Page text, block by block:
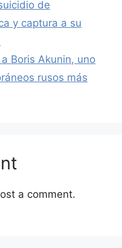
de
y captura a su
Boris Akunin, uno
rusos más
a comment.